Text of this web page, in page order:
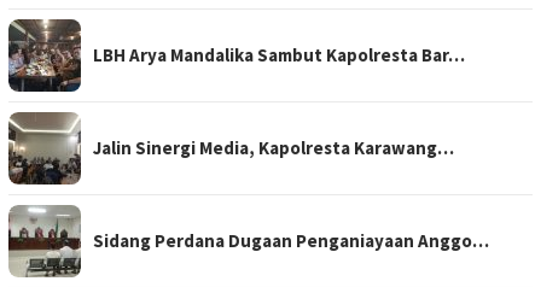
LBH Arya Mandalika Sambut Kapolresta Bar…
Jalin Sinergi Media, Kapolresta Karawang…
Sidang Perdana Dugaan Penganiayaan Anggo…